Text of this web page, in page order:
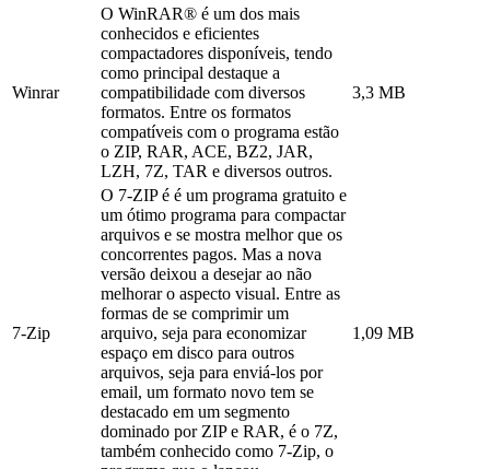
Winrar
O WinRAR® é um dos mais
conhecidos e eficientes
compactadores disponíveis, tendo
como principal destaque a
compatibilidade com diversos
formatos. Entre os formatos
compatíveis com o programa estão
o ZIP, RAR, ACE, BZ2, JAR,
LZH, 7Z, TAR e diversos outros.
3,3 MB
7-Zip
O 7-ZIP é é um programa gratuito e
um ótimo programa para compactar
arquivos e se mostra melhor que os
concorrentes pagos. Mas a nova
versão deixou a desejar ao não
melhorar o aspecto visual. Entre as
formas de se comprimir um
arquivo, seja para economizar
espaço em disco para outros
arquivos, seja para enviá-los por
email, um formato novo tem se
destacado em um segmento
dominado por ZIP e RAR, é o 7Z,
também conhecido como 7-Zip, o
1,09 MB